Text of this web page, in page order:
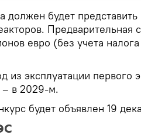
должен будет
Предварительная
евро (без учета
из эксплуатации первого
– в 2029-м.
будет объявлен 19